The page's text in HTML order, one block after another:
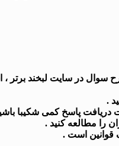
در سایت لبخند برتر ،